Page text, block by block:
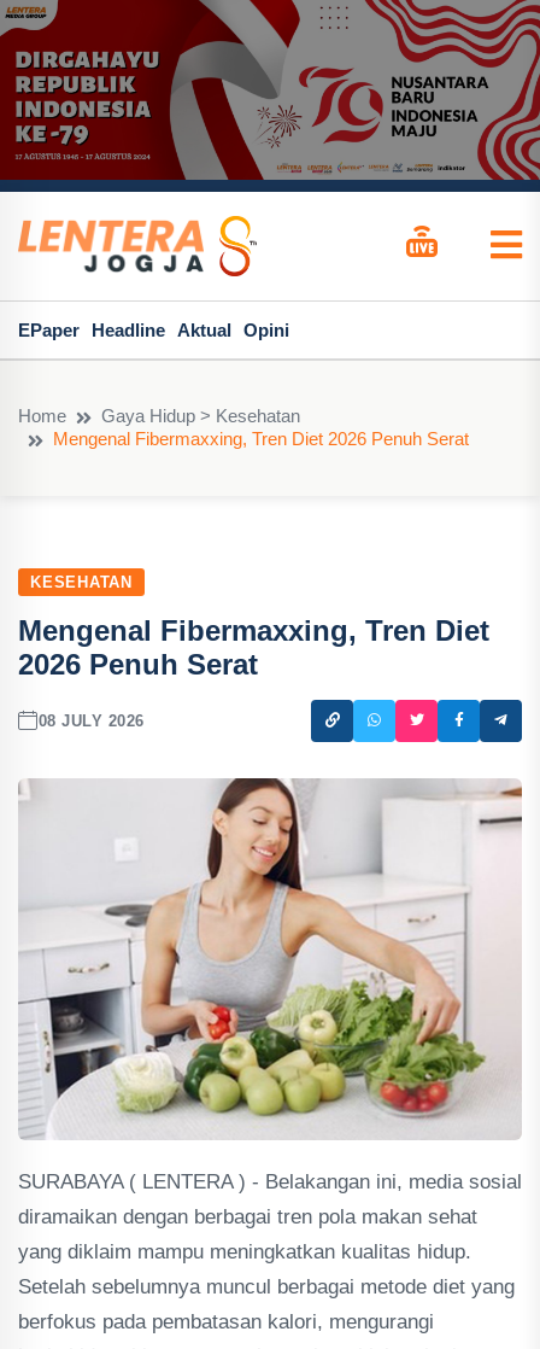
EPaper Headline Aktual Opini
Home
Gaya Hidup > Kesehatan
Mengenal Fibermaxxing, Tren Diet 2026 Penuh Serat
KESEHATAN
Mengenal Fibermaxxing, Tren Diet
2026 Penuh Serat
08 JULY 2026
SURABAYA ( LENTERA ) - Belakangan ini, media sosial
diramaikan dengan berbagai tren pola makan sehat
yang diklaim mampu meningkatkan kualitas hidup.
Setelah sebelumnya muncul berbagai metode diet yang
berfokus pada pembatasan kalori, mengurangi